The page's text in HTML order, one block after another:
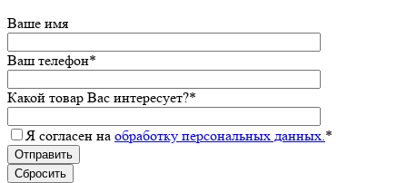
Ваше имя
Ваш телефон*
Какой товар Вас интересует?*
Я согласен на обработку персональных данных. *